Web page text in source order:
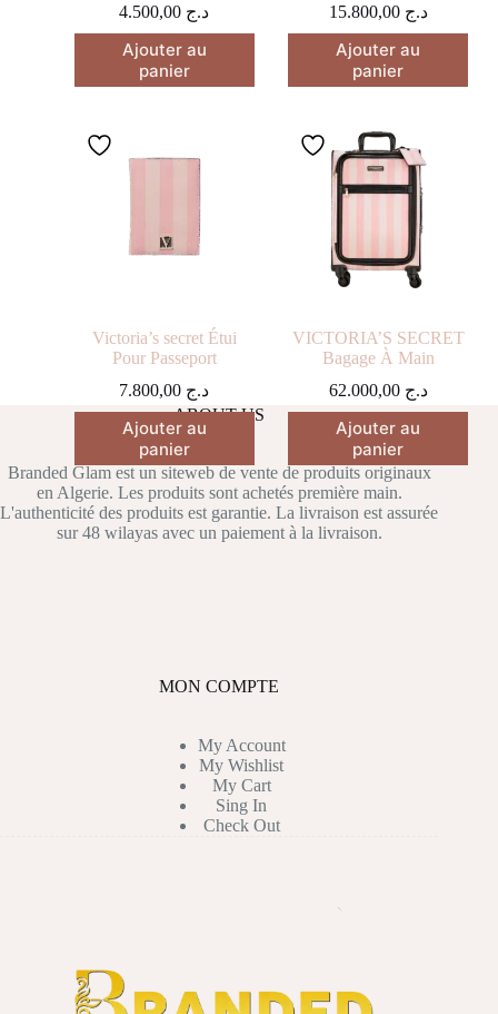
د.ج
Ajouter au
panier
د.ج 15.800,00
Ajouter au
panier
Victoria’s secret Étui
Pour Passeport
د.ج
Ajouter au
panier
VICTORIA’S SECRET
Bagage À Main
د.ج 62.000,00
Ajouter au
panier
ABOUT US
Branded Glam est un siteweb de vente de produits originaux
en Algerie. Les produits sont achetés première main.
L'authenticité des produits est garantie. La livraison est assurée
sur 48 wilayas avec un paiement à la livraison.
MON COMPTE
My Account
My Wishlist
My Cart
Sing In
Check Out